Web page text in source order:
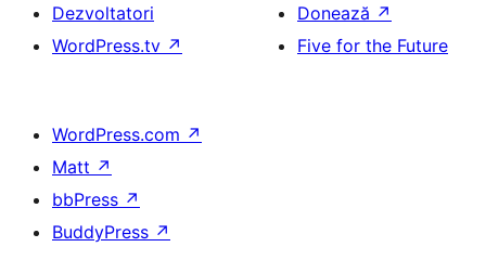
Dezvoltatori
WordPress.tv ↗
Donează ↗
Five for the Future
WordPress.com ↗
Matt ↗
bbPress ↗
BuddyPress ↗